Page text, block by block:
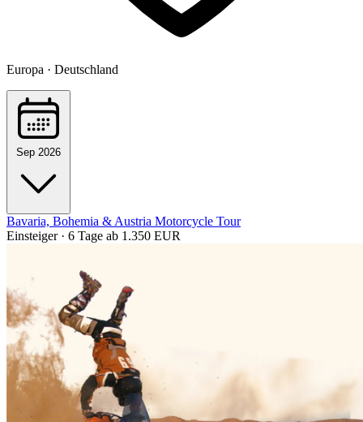
Europa · Deutschland
Sep 2026
Bavaria, Bohemia & Austria Motorcycle Tour
Einsteiger · 6 Tage ab 1.350 EUR